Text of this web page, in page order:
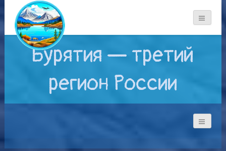
Бурятия — третий
регион России